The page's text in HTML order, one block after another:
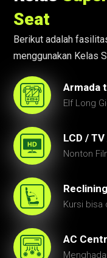
Seat
Berikut adalah
menggunakan Kelas
Armada
Elf Long
LCD /
Nonton
Kursi bisa
AC